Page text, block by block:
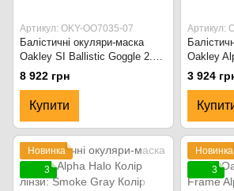
Артикул: OKY-OO7035-07
Балістичні окуляри-маска
Oakley SI Ballistic Goggle 2.0
зі змінними лінзами:
Прозора/Smoke Gray Колір
оправи: Dark Bone OKY-
OO7035-07 Dark Bone
8 922 грн
Купити
Артикул:
Oakley
Колір
оправи:
OO7065-
3 924
Новинка
3
Новинка
3